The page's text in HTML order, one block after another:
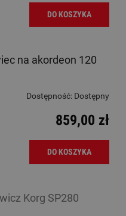
DO KOSZYKA
na akordeon 120
Dostępność: Dostępny
859,00 zł
DO KOSZYKA
Korg SP280